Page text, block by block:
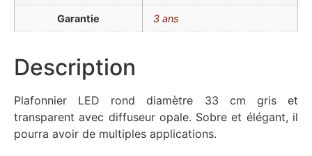
Garantie 3 ans
Description
Plafonnier LED rond diamètre 33 cm gris et
transparent avec diffuseur opale. Sobre et élégant, il
pourra avoir de multiples applications.